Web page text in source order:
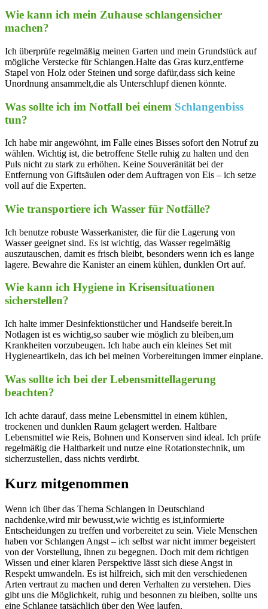
Wie kann ich ⁣mein‍ Zuhause schlangensicher
machen?
Ich⁢ überprüfe regelmäßig meinen Garten und mein ​Grundstück auf
mögliche Verstecke für Schlangen.Halte das ​Gras kurz,entferne
Stapel ‍von Holz oder Steinen und ⁢sorge dafür,dass sich keine
Unordnung​ ansammelt,die als Unterschlupf ⁣dienen könnte.
Was sollte ich ⁤im Notfall bei einem Schlangenbiss
tun?
Ich habe mir⁣ angewöhnt, im Falle eines ⁢Bisses sofort den Notruf‍ zu
wählen. Wichtig ist, die‍ betroffene Stelle ruhig zu halten⁤ und den
Puls nicht zu stark zu erhöhen. Keine Souveränität​ bei der
Entfernung von Giftsäulen oder dem Auftragen ‍von Eis‌ – ‌ich setze
voll auf⁣ die Experten.
Wie transportiere ich Wasser für Notfälle?
Ich benutze ​robuste Wasserkanister, die für die Lagerung ‍von⁢
Wasser ‌geeignet sind.​ Es⁣ ist wichtig, das Wasser regelmäßig⁣
auszutauschen, damit es​ frisch bleibt, besonders wenn ich es lange
lagere. Bewahre⁤ die Kanister an ​einem‍ kühlen, dunklen Ort auf.
Wie‍ kann ich Hygiene in Krisensituationen
sicherstellen?
Ich halte immer ⁣Desinfektionstücher und Handseife bereit.In ​
Notlagen ist ⁤es wichtig,so‌ sauber wie⁢ möglich zu bleiben,um
Krankheiten vorzubeugen. Ich habe ​auch ein kleines ⁢Set mit
Hygieneartikeln, das ich⁣ bei meinen Vorbereitungen immer einplane.
Was sollte ich bei der ​Lebensmittellagerung⁢
beachten?
Ich⁤ achte ​darauf, dass⁣ meine⁢ Lebensmittel in⁤ einem kühlen,
trockenen und ⁣dunklen Raum gelagert werden. Haltbare
Lebensmittel ⁢wie Reis, Bohnen ‍und⁢ Konserven sind ideal. Ich⁣ prüfe
regelmäßig die Haltbarkeit und nutze⁤ eine Rotationstechnik, um
sicherzustellen, dass nichts verdirbt.
Kurz mitgenommen
Wenn ich ⁣über⁣ das Thema Schlangen in Deutschland
nachdenke,wird mir bewusst,wie wichtig​ es ist,informierte
Entscheidungen zu ⁣treffen und vorbereitet zu‍ sein. Viele ⁣Menschen
haben vor ⁣Schlangen Angst – ⁤ich selbst war nicht⁣ immer begeistert
von der Vorstellung, ⁢ihnen zu begegnen. Doch mit⁤ dem richtigen‌
Wissen und einer klaren Perspektive lässt sich diese Angst in
Respekt umwandeln. Es ist hilfreich, sich mit den verschiedenen
Arten‌ vertraut zu machen und deren Verhalten zu verstehen. Dies
gibt ‍uns ⁤die Möglichkeit, ruhig und besonnen zu bleiben, sollte ⁤uns
eine‌ Schlange tatsächlich ⁢über den Weg laufen.